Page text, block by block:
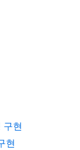
구현
현